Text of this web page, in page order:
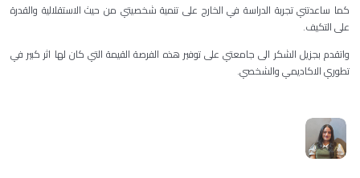
كما ساعدتني تجربة الدراسة في الخارج على تنمية شخصيتي من حيث الاستقلالية والقدرة
على التكيف.
واتقدم بجزيل الشكر الى جامعتي على توفير هذه الفرصة القيمة التي كان لها اثر كبير في
تطوري الاكاديمي والشخصي.